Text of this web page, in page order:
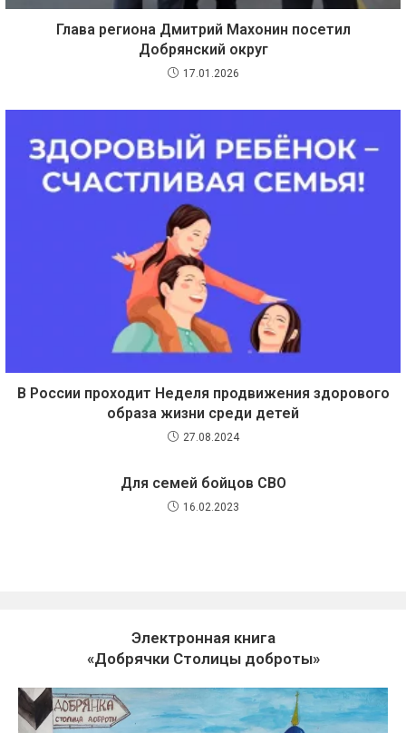
Глава региона Дмитрий Махонин посетил
Добрянский округ
17.01.2026
В России проходит Неделя продвижения здорового
образа жизни среди детей
27.08.2024
Для семей бойцов СВО
16.02.2023
Электронная книга
«Добрячки Столицы доброты»